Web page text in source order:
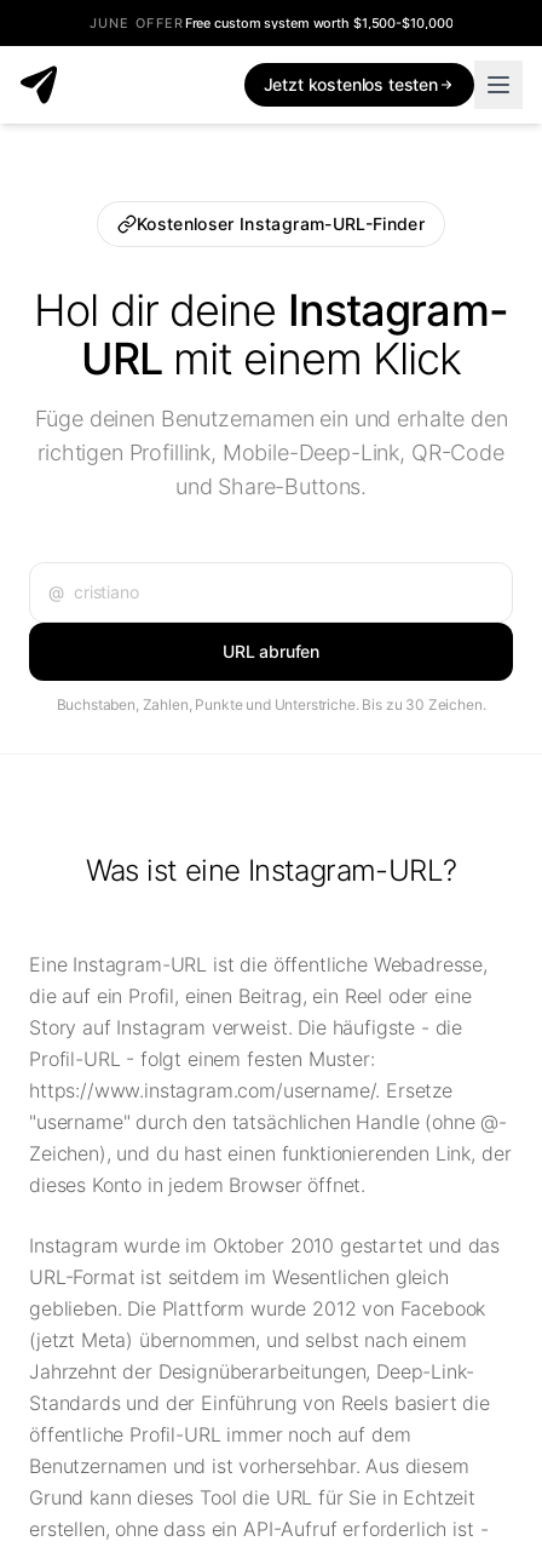
JUNE OFFERFree custom system worth $1,500-$10,000
Jetzt kostenlos testen
Kostenloser Instagram-URL-Finder
Hol dir deine Instagram-
URL mit einem Klick
Füge deinen Benutzernamen ein und erhalte den
richtigen Profillink, Mobile-Deep-Link, QR-Code
und Share-Buttons.
@
URL abrufen
Buchstaben, Zahlen, Punkte und Unterstriche. Bis zu 30 Zeichen.
Was ist eine Instagram-URL?
Eine Instagram-URL ist die öffentliche Webadresse,
die auf ein Profil, einen Beitrag, ein Reel oder eine
Story auf Instagram verweist. Die häufigste - die
Profil-URL - folgt einem festen Muster:
https://www.instagram.com/username/. Ersetze
"username" durch den tatsächlichen Handle (ohne @-
Zeichen), und du hast einen funktionierenden Link, der
dieses Konto in jedem Browser öffnet.
Instagram wurde im Oktober 2010 gestartet und das
URL-Format ist seitdem im Wesentlichen gleich
geblieben. Die Plattform wurde 2012 von Facebook
(jetzt Meta) übernommen, und selbst nach einem
Jahrzehnt der Designüberarbeitungen, Deep-Link-
Standards und der Einführung von Reels basiert die
öffentliche Profil-URL immer noch auf dem
Benutzernamen und ist vorhersehbar. Aus diesem
Grund kann dieses Tool die URL für Sie in Echtzeit
erstellen, ohne dass ein API-Aufruf erforderlich ist -